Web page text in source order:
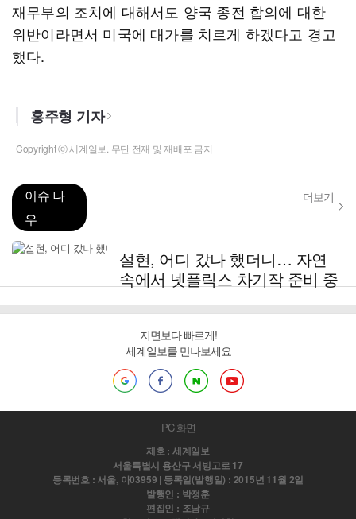
재무부의 조치에 대해서도 양국 종전 합의에 대한
위반이라면서 미국에 대가를 치르게 하겠다고 경고
했다.
홍주형 기자
Copyright ⓒ 세계일보. 무단 전재 및 재배포 금지
이슈 나
우
더보기
설현, 어디 갔나 했더니… 자연
속에서 넷플릭스 차기작 준비 중
지면보다 빠르게!
세계일보를 만나보세요
PC 화면
제호 : 세계일보
서울특별시 용산구 서빙고로 17
등록번호 : 서울, 아03959 | 등록일(발행일) : 2015년 11월 2일
발행인 : 박정훈
편집인 : 조남규